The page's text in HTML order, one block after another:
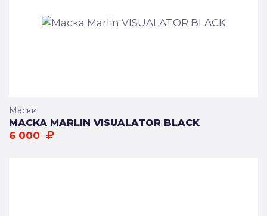
Маски
МАСКА MARLIN VISUALATOR BLACK
6 000